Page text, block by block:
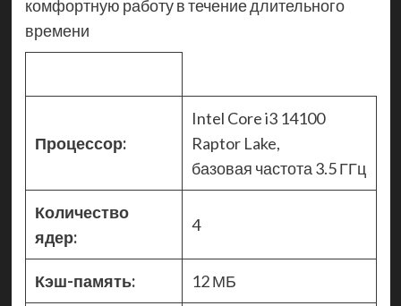
комфортную работу в течение длительного
времени
Процессор:
Intel Core i3 14100
Raptor Lake,
базовая частота 3.5 ГГц
Количество
ядер:
4
Кэш-память: 12 МБ